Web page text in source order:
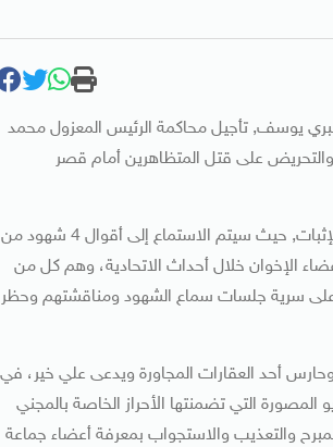
يوسف, تأجيل محاكمة الرئيس المعزول محمد
القتل والتحريض على قتل المتظاهرين أمام قصر
وجاء قرار التأجيل لاستكمال الاستماع إلى أقوال الشهود الواردة أسماؤهم بقائمة أدلة الإثبات, حيث سيتم الاستماع إلى أقوال 4 شهود من
الإخوان خلال أحداث الاتحادية، وهم كل من
سرية جلسات سماع الشهود ومناقشتهم وحظر
أحد العقارات المجاورة ويدعى علي خير، في
التي تضمنتها الأحراز الخاصة بالمجني
والتعذيب والاستجواب بمعرفة أعضاء جماعة